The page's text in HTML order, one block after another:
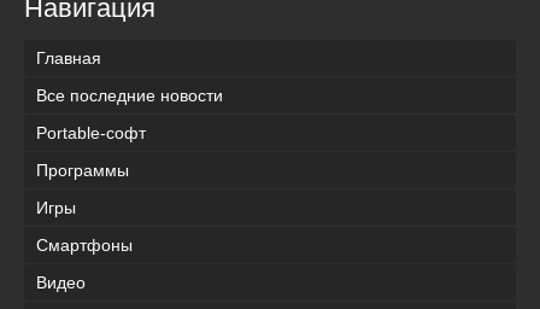
Навигация
Главная
Все последние новости
Portable-софт
Программы
Игры
Смартфоны
Видео